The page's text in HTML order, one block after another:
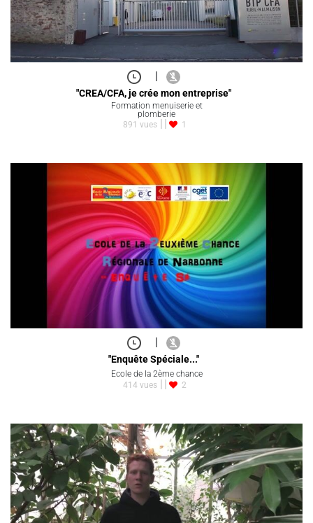
"CREA/CFA, je crée mon entreprise"
Formation menuiserie et
plomberie
891 vues
1
|
"Enquête Spéciale..."
Ecole de la 2ème chance
414 vues
2